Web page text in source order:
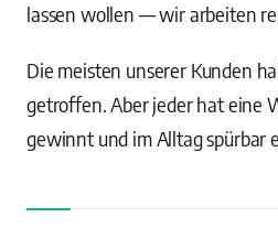
lassen wollen — wir arbeiten
Die meisten unserer Kunden
getroffen. Aber jeder hat eine
gewinnt und im Alltag spürbar